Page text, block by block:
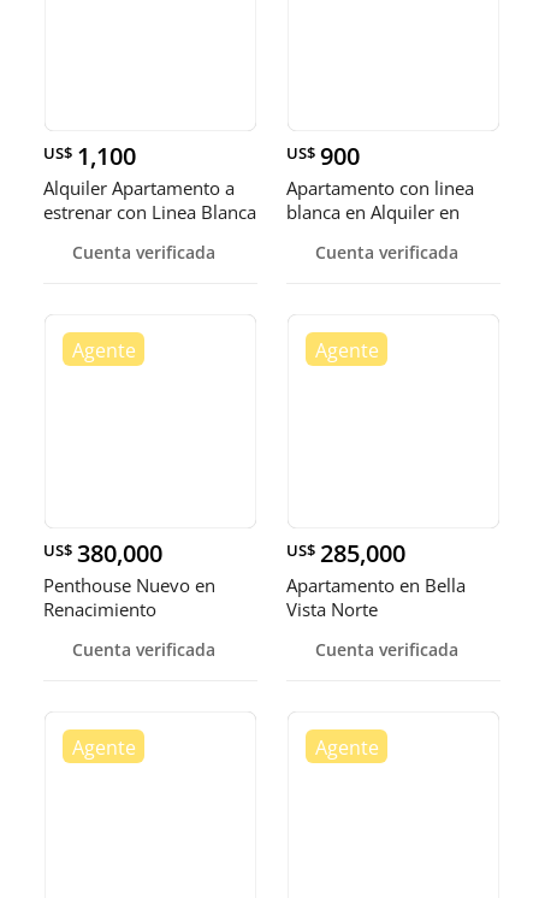
US$ 1,100
Alquiler Apartamento a
estrenar con Linea Blanca
Cuenta verificada
US$ 900
Apartamento con linea
blanca en Alquiler en
Cuenta verificada
US$ 380,000
Penthouse Nuevo en
Renacimiento
Cuenta verificada
US$ 285,000
Apartamento en Bella
Vista Norte
Cuenta verificada